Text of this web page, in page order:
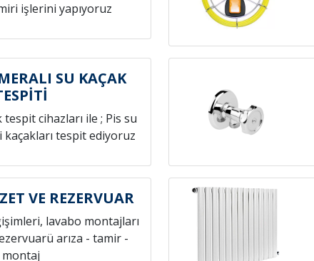
işlerini yapıyoruz
SU KAÇAK
tespit cihazları ile ; Pis su
tespit ediyoruz
VE REZERVUAR
lavabo montajları
arıza - tamir -
montaj